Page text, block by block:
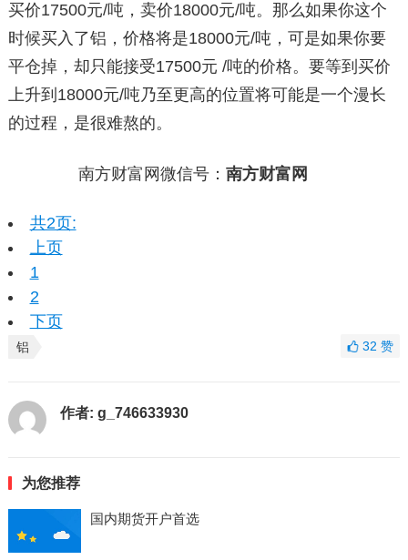
买价17500元/吨，卖价18000元/吨。那么如果你这个
时候买入了铝，价格将是18000元/吨，可是如果你要
平仓掉，却只能接受17500元 /吨的价格。要等到买价
上升到18000元/吨乃至更高的位置将可能是一个漫长
的过程，是很难熬的。
南方财富网微信号： 南方财富网
共2页:
上页
1
2
下页
铝 32赞
作者: g_746633930
为您推荐
国内期货开户首选